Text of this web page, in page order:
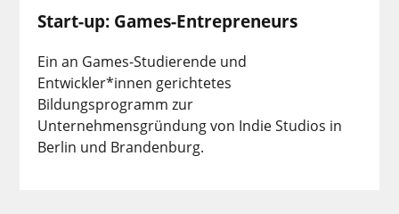
Start-up: Games-Entrepreneurs
Ein an Games-Studierende und
Entwickler*innen gerichtetes
Bildungsprogramm zur
Unternehmensgründung von Indie Studios in
Berlin und Brandenburg.